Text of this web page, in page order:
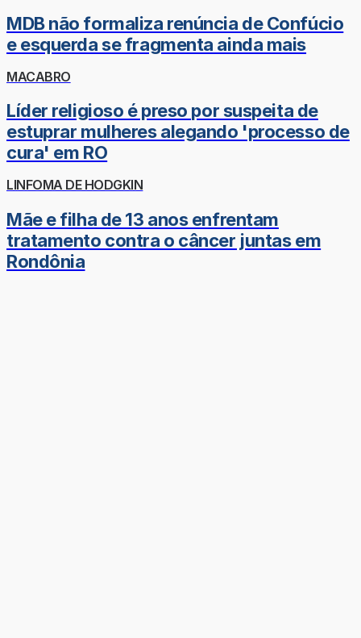
MDB não formaliza renúncia de Confúcio
e esquerda se fragmenta ainda mais
MACABRO
Líder religioso é preso por suspeita de
estuprar mulheres alegando 'processo de
cura' em RO
LINFOMA DE HODGKIN
Mãe e filha de 13 anos enfrentam
tratamento contra o câncer juntas em
Rondônia